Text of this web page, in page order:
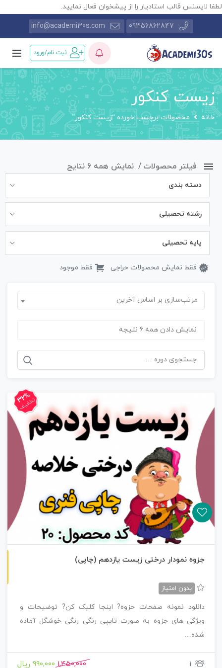
لطفا لایسنس قالب استادیار را از پیشخوان فعال نمایید.
09356862847
info@academi30s.com
ثبت نام/ورود
زیست کنکور
خانه محصولات برچسب خورده “زیست کنکور”
فیلتر محصولات نمایش همه 6 نتایج
دسته بندی
رشته تحصیلی
پایه تحصیلی
فقط نمایش محصولات حراجی فقط موجود
مرتب‌سازی بر اساس آخرین
نمایش دادن همه 6 نتیجه
جستجو
برای:
32%
تخفیف
جزوه نمودار درختی زیست یازدهم (چاپی)
بدون امتیاز
دانلود نمونه صفحات حزوه? اینجا کلیک کن? توضیحات و
ویژگی های جزوه به صورت تایپی رنگی رنگی خوشگل آماده
شده…
1
1,450,000 990,000 ریال